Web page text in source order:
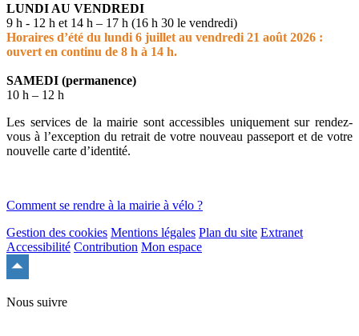
LUNDI AU VENDREDI
9 h - 12 h et 14 h – 17 h (16 h 30 le vendredi)
Horaires d’été du lundi 6 juillet au vendredi 21 août 2026 :
ouvert en continu de 8 h à 14 h.
SAMEDI (permanence)
10 h – 12 h
Les services de la mairie sont accessibles uniquement sur rendez-
vous à l’exception du retrait de votre nouveau passeport et de votre
nouvelle carte d’identité.
Comment se rendre à la mairie à vélo ?
Gestion des cookies Mentions légales Plan du site Extranet
Accessibilité Contribution Mon espace
du
Nous suivre